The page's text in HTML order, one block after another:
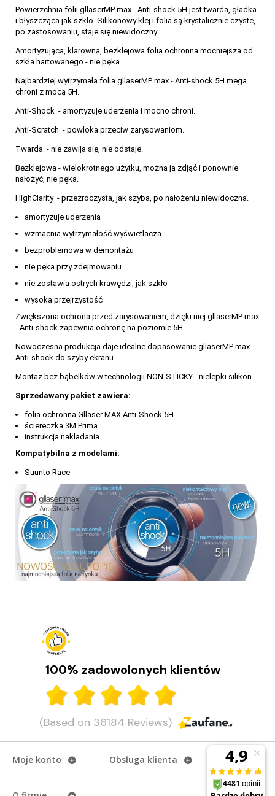
Powierzchnia folii gllaserMP max - Anti-shock 5H jest twarda, gładka
i błyszcząca jak szkło. Silikonowy klej i folia są krystalicznie czyste,
po zastosowaniu, staje się niewidoczny.
Amortyzująca, klarowna, bezklejowa folia ochronna mocniejsza od
szkła hartowanego - nie pęka.
Najbardziej wytrzymała folia gllaserMP max - Anti-shock 5H mega
chroni z mocą 5H.
Anti-Shock - amortyzuje uderzenia i mocno chroni.
Anti-Scratch - powłoka przeciw zarysowaniom.
Twarda - nie zawija się, nie odstaje.
Bezklejowa - wielokrotnego użytku, można ją zdjąć i ponownie
nałożyć, nie pęka.
HighClarity - przezroczysta, jak szyba, po nałożeniu niewidoczna.
amortyzuje uderzenia
wzmacnia wytrzymałość wyświetlacza
bezproblemowa w demontażu
nie pęka przy zdejmowaniu
nie zostawia ostrych krawędzi, jak szkło
wysoka przejrzystość
Zwiększona ochrona przed zarysowaniem, dzięki niej gllaserMP max
- Anti-shock zapewnia ochronę na poziomie 5H.
Nowoczesna produkcja daje idealne dopasowanie gllaserMP max -
Anti-shock do szyby ekranu.
Montaż bez bąbelków w technologii NON-STICKY - nielepki silikon.
Sprzedawany pakiet zawiera:
folia ochronna Gllaser MAX Anti-Shock 5H
ściereczka 3M Prima
instrukcja nakładania
Kompatybilna z modelami:
Suunto Race
100% zadowolonych klientów
(Based on 36184 Reviews)
Moje konto Obsługa klienta